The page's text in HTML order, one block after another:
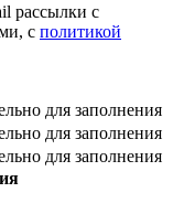
рассылки с
с политикой
для заполнения
для заполнения
для заполнения